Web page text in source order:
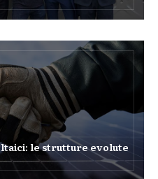
le strutture evolute